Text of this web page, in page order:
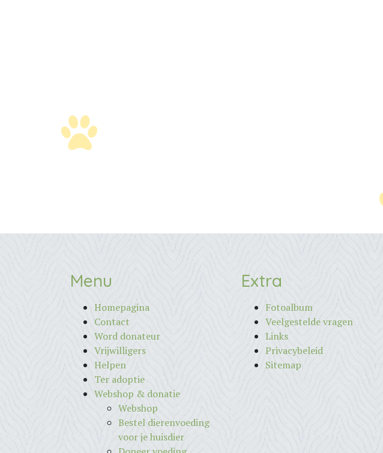
Menu
Homepagina
Contact
Word donateur
Vrijwilligers
Helpen
Ter adoptie
Webshop & donatie
Webshop
Bestel dierenvoeding
voor je huisdier
Extra
Fotoalbum
Veelgestelde vragen
Links
Privacybeleid
Sitemap